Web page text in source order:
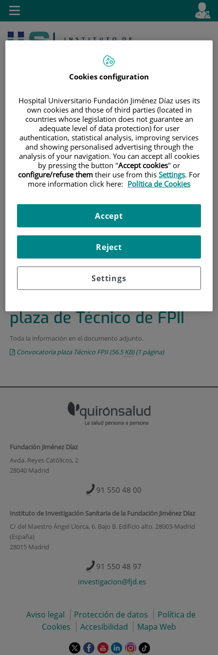
Saltar al contenido
contenido
activo
es
Buscar
Toggle
navigation
INICIO|FORMACIÓN Y EMPLEO
plaza de Técnico de FPII
Toda la información en el documento adjunto.
Convocatoria plaza Técnico FPII(56.5KB)(1 página)
Fundación Jiménez Díaz
Avda. Reyes Católicos, 2
28040 Madrid
91 550 48 00
Instituto de Investigación Sanitaria de la Fundación Jiménez Díaz
C/ del Maestro Ángel Llorca, 6. Bajo B. Edificio alto. 28003-Madrid
(España)
28015 Madrid
91 550 48 97
investigacion@fjd.es
Aviso legal Protección de datos
Política de
Cookies
Accesibilidad Mapa Web
EsteEsteEsteEsteEsteEnlace
Cookies configuration
Hospital Universitario Fundación Jiménez Díaz uses its
own cookies and those of third parties (located in
countries whose legislation does not guarantee an
adequate level of data protection) for user
authentication, statistical analysis, improving services
and showing personalised advertising through the
analysis of your navigation. You can accept all cookies
by pressing the button "Accept cookies" or
configure/refuse them their use from this Settings. For
more information click here: Política de Cookies
Settings
Reject
Accept